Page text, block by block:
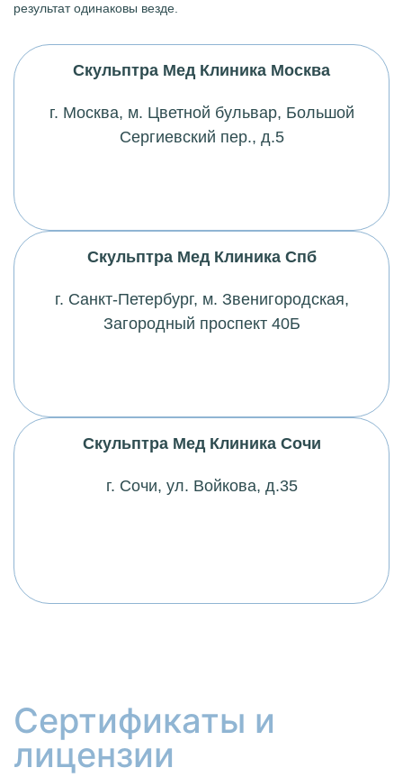
результат одинаковы везде.
Скульптра Мед Клиника Москва
г. Москва, м. Цветной бульвар, Большой
Сергиевский пер., д.5
Скульптра Мед Клиника Спб
г. Санкт-Петербург, м. Звенигородская,
Загородный проспект 40Б
Скульптра Мед Клиника Сочи
г. Сочи, ул. Войкова, д.35
Сертификаты и
лицензии